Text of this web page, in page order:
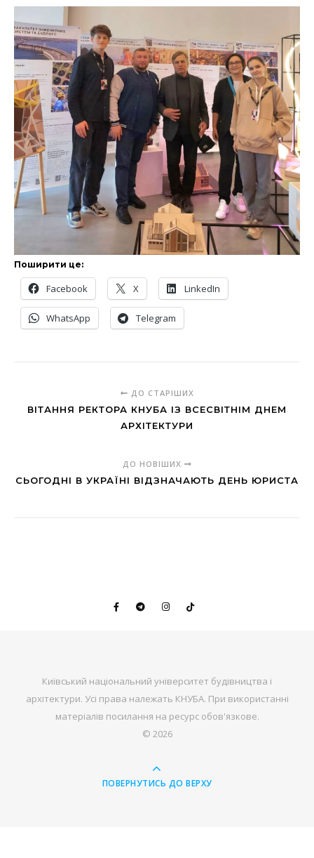
Поширити це:
Facebook X LinkedIn
WhatsApp Telegram
ДО СТАРІШИХ
ВІТАННЯ РЕКТОРА КНУБА ІЗ ВСЕСВІТНІМ ДНЕМ
АРХІТЕКТУРИ
ДО НОВІШИХ
СЬОГОДНІ В УКРАЇНІ ВІДЗНАЧАЮТЬ ДЕНЬ ЮРИСТА
Київський національний університет будівництва і
архітектури. Усі права належать КНУБА. При використанні
матеріалів посилання на ресурс обов'язкове.
© 2026
ПОВЕРНУТИСЬ ДО ВЕРХУ